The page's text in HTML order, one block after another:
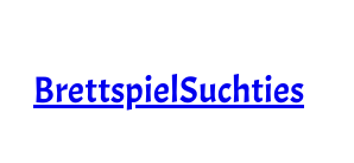
BrettspielSuchties